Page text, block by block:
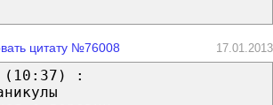
цитату №76008 17.01.2013
(10:37) :